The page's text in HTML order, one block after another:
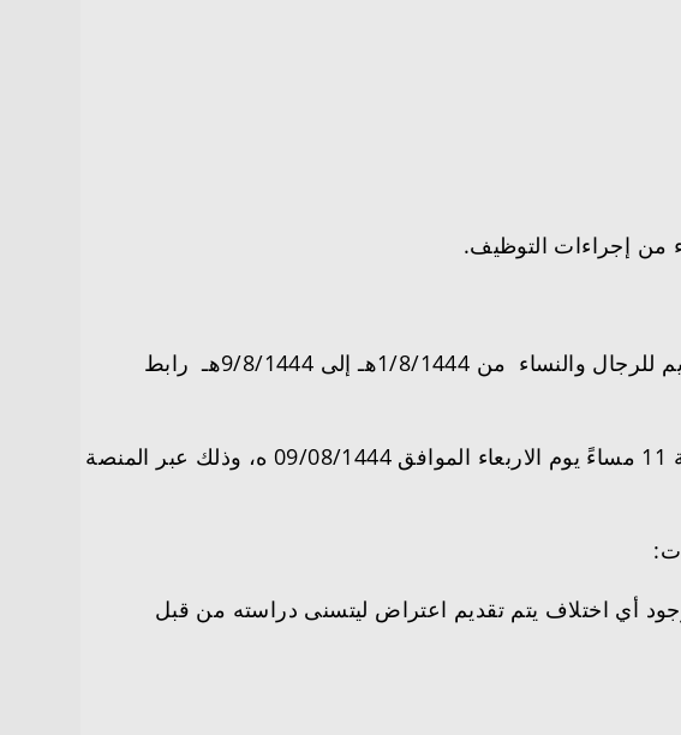
من إجراءات التوظيف.
فترة التقديم مستمرة على مدار (24) ساعة خلال الفترات الزمنية المحددة الفترة الزمنية للتقديم للرجال والنساء من 1/8/1444هـ إلى 9/8/1444هـ رابط
ملاحظة: يبدأ التقديم الساعة التاسعة صباحاً يوم الثلاثاء الموافق 01/08/1444 ه، وينتهي الساعة 11 مساءً يوم الاربعاء الموافق 09/08/1444 ه، وذلك عبر المنصة
أي اختلاف يتم تقديم اعتراض ليتسنى دراسته من قبل